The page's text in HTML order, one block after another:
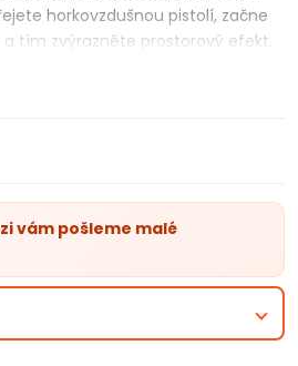
horkovzdušnou pistolí, začne
tím zvýrazněte prostorový efekt.
dotek reálný povrch, tak na
prášek. V závěru je možné
výsledku. Můžete
vám pošleme malé